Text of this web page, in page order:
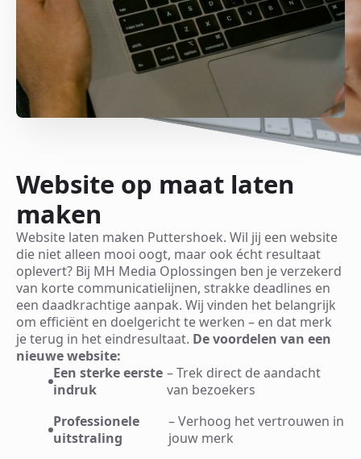
Website op maat laten
maken
Website laten maken Puttershoek. Wil jij een website
die niet alleen mooi oogt, maar ook écht resultaat
oplevert? Bij MH Media Oplossingen ben je verzekerd
van korte communicatielijnen, strakke deadlines en
een daadkrachtige aanpak. Wij vinden het belangrijk
om efficiënt en doelgericht te werken – en dat merk
je terug in het eindresultaat. De voordelen van een
nieuwe website:
Een sterke eerste
indruk
– Trek direct de aandacht
van bezoekers
Professionele
uitstraling
– Verhoog het vertrouwen in
jouw merk